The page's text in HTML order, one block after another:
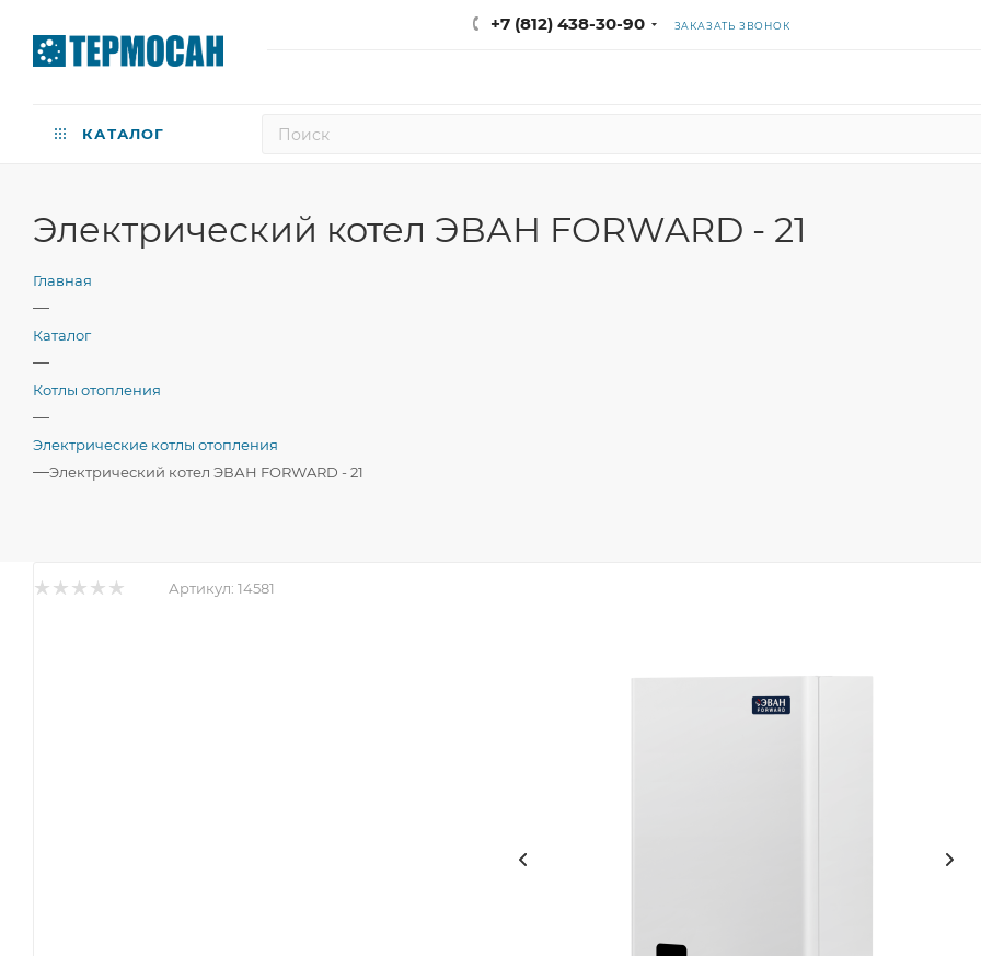
+7 (812) 438-30-90 ЗАКАЗАТЬ ЗВОНОК
КАТАЛОГ
Электрический котел ЭВАН FORWARD - 21
Главная
—
Каталог
—
Котлы отопления
—
Электрические котлы отопления
—Электрический котел ЭВАН FORWARD - 21
Артикул: 14581